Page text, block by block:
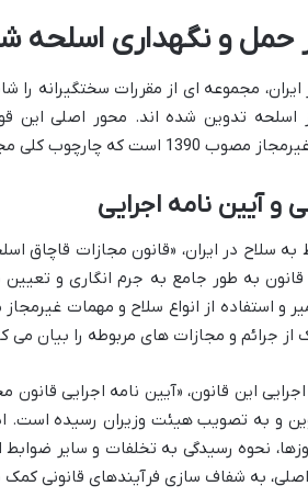
حمل و نگهداری اسلحه
ایران، مجموعه ای از مقررات سختگیرانه
اسلحه تدوین شده اند. محور اصلی این
کلی مجازات ها را تعیین می کند.
و آیین نامه اجرایی
سلاح در ایران، «قانون مجازات قاچاق
این قانون به طور جامع به جرم انگاری و
جرائم و مجازات های مربوطه را بیان می
این قانون، «آیین نامه اجرایی
و به تصویب هیئت وزیران رسیده است.
نحوه رسیدگی به تخلفات و سایر
به شفاف سازی فرآیندهای قانونی